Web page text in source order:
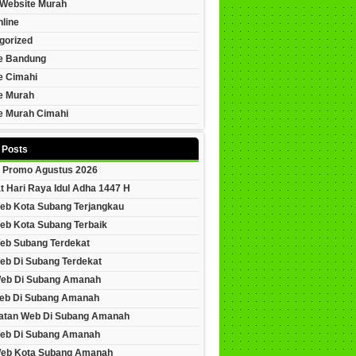
Murah
Bandung
Cimahi
Murah
Murah Cimahi
Promo Agustus 2026
Hari Raya Idul Adha 1447 H
Kota Subang Terjangkau
Kota Subang Terbaik
Subang Terdekat
Di Subang Terdekat
Di Subang Amanah
Di Subang Amanah
Web Di Subang Amanah
Di Subang Amanah
Kota Subang Amanah